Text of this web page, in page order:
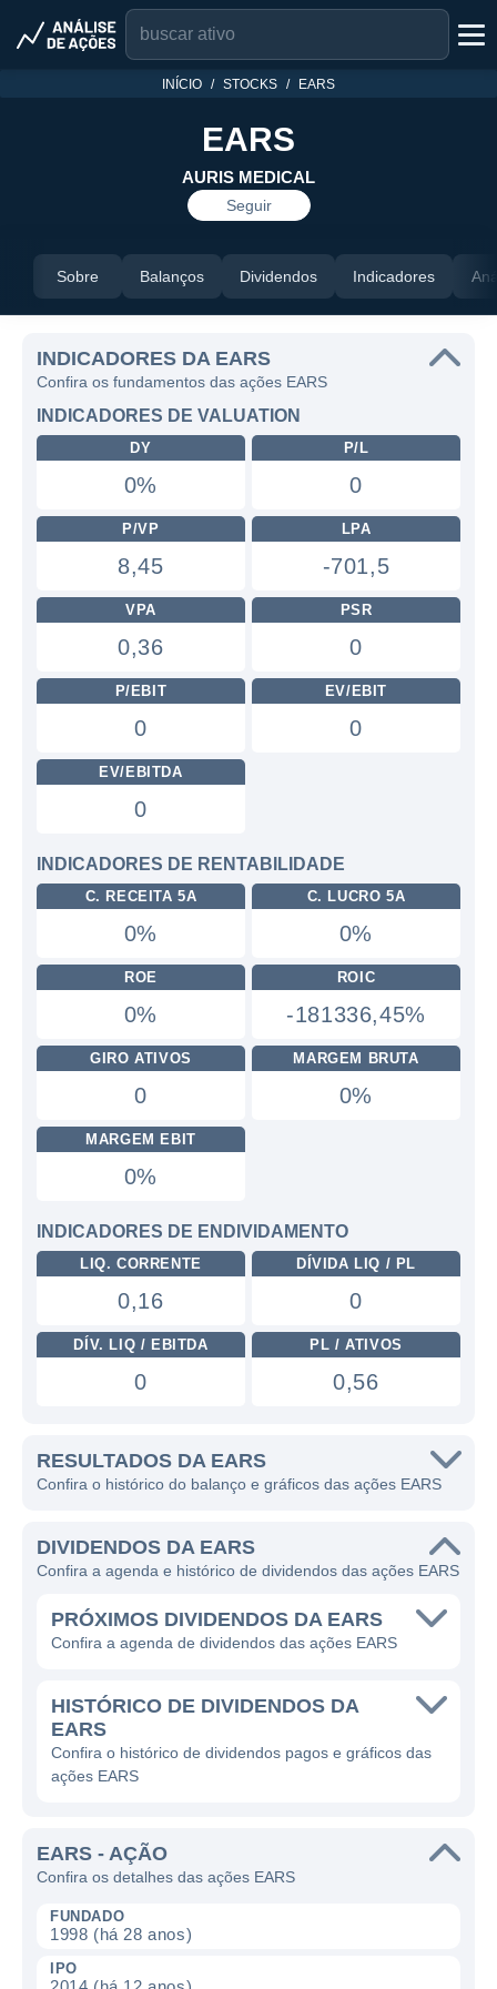
INÍCIO STOCKS EARS
EARS
AURIS MEDICAL
Seguir
Sobre Balanços Dividendos Indicadores
INDICADORES DA EARS
Confira os fundamentos das ações EARS
INDICADORES DE VALUATION
DY
0%
P/L
0
P/VP
8,45
LPA
-701,5
VPA
0,36
PSR
0
P/EBIT
0
EV/EBIT
0
EV/EBITDA
0
INDICADORES DE RENTABILIDADE
C. RECEITA 5A
0%
C. LUCRO 5A
0%
ROE
0%
ROIC
-181336,45%
GIRO ATIVOS
0
MARGEM BRUTA
0%
MARGEM EBIT
0%
INDICADORES DE ENDIVIDAMENTO
LIQ. CORRENTE
0,16
DÍVIDA LIQ / PL
0
DÍV. LIQ / EBITDA
0
PL / ATIVOS
0,56
RESULTADOS DA EARS
Confira o histórico do balanço e gráficos das ações EARS
DIVIDENDOS DA EARS
Confira a agenda e histórico de dividendos das ações EARS
PRÓXIMOS DIVIDENDOS DA EARS
Confira a agenda de dividendos das ações EARS
HISTÓRICO DE DIVIDENDOS DA
EARS
Confira o histórico de dividendos pagos e gráficos das
ações EARS
EARS - AÇÃO
Confira os detalhes das ações EARS
FUNDADO
1998 (há 28 anos)
IPO